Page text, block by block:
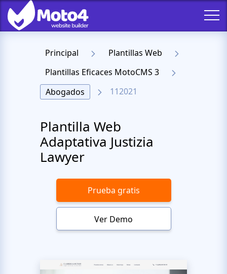
Principal
Plantillas Web
Plantillas Eficaces MotoCMS 3
Abogados
112021
Plantilla Web
Adaptativa Justizia
Lawyer
Prueba gratis
Ver Demo